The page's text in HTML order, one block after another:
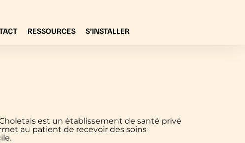
RESSOURCES S’INSTALLER
est un établissement de santé privé
au patient de recevoir des soins